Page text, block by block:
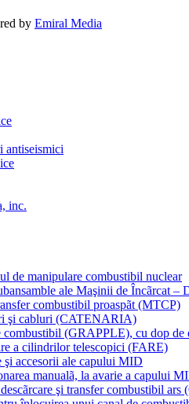
by Emiral Media
antiseismici
inc.
de manipulare combustibil nuclear
ale Maşinii de Încãrcat
combustibil proaspãt (MTCP)
şi cabluri (CATENARIA)
combustibil (GRAPPLE), cu dop de
a cilindrilor telescopici (FARE)
şi accesorii ale capului MID
manualã, la avarie a capului
şi transfer combustibil